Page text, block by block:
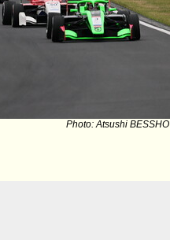
Photo: Atsushi BESSHO